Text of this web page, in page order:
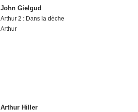
John Gielgud
Arthur 2 : Dans la dèche
Arthur
Arthur Hiller